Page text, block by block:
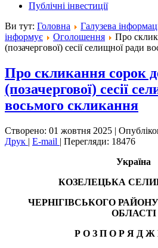
Публічні інвестиції
Ви тут: Головна Галузева
інформує
Оголошення
Про
(позачергової) сесії селищної ради
Про скликання сорок
(позачергової) сесії
восьмого скликання
Створено: 01 жовтня 2025 |
Друк | E-mail | Перегляди: 18476
Україна
КОЗЕЛЕЦЬКА
ЧЕРНІГІВСЬКОГО
ОБЛАСТІ
Р О З П О Р Я Д Ж